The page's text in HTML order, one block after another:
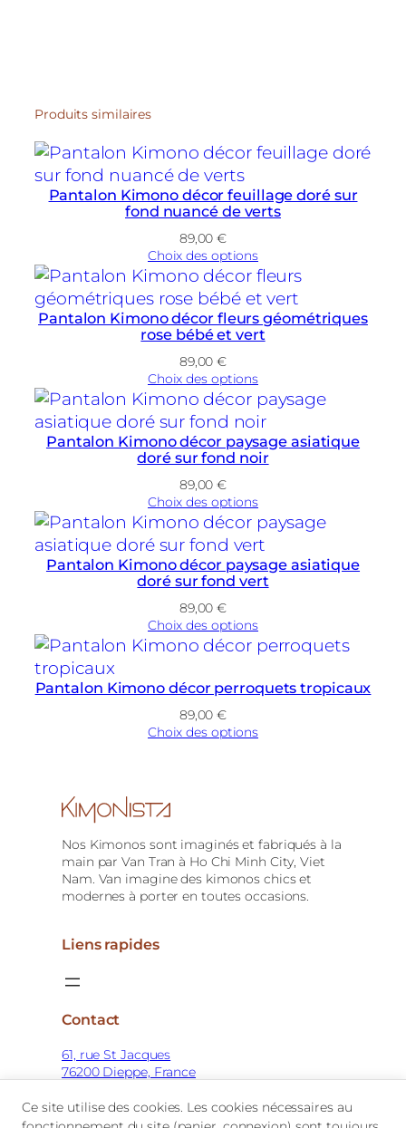
Produits similaires
Pantalon Kimono décor feuillage doré sur
fond nuancé de verts
89,00€
Choix des options
Pantalon Kimono décor fleurs géométriques
rose bébé et vert
89,00€
Choix des options
Pantalon Kimono décor paysage asiatique
doré sur fond noir
89,00€
Choix des options
Pantalon Kimono décor paysage asiatique
doré sur fond vert
89,00€
Choix des options
Pantalon Kimono décor perroquets tropicaux
89,00€
Choix des options
Nos Kimonos sont imaginés et fabriqués à la
main par Van Tran à Ho Chi Minh City, Viet
Nam. Van imagine des kimonos chics et
modernes à porter en toutes occasions.
Liens rapides
Contact
61, rue St Jacques
76200 Dieppe, France
Mar-Sam : 10h-13h30 / 15h-19h
Ce site utilise des cookies. Les cookies nécessaires au